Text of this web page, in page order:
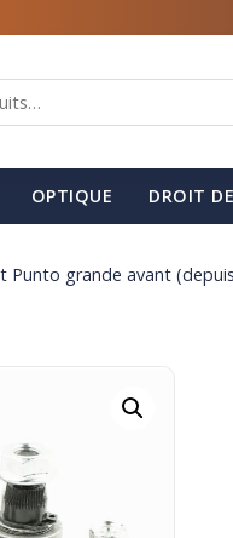
OPTIQUE DROIT
Punto grande avant